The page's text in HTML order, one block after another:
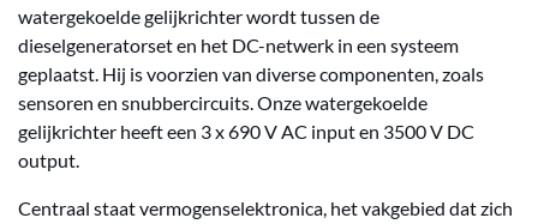
watergekoelde gelijkrichter wordt tussen de
dieselgeneratorset en het DC-netwerk in een systeem
geplaatst. Hij is voorzien van diverse componenten, zoals
sensoren en snubbercircuits. Onze watergekoelde
gelijkrichter heeft een 3 x 690 V AC input en 3500 V DC
output.
Centraal staat vermogenselektronica, het vakgebied dat zich